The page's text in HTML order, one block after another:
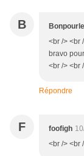
B
<br /> <br
bravo
<br /> <br
Répondre
F foofigh
<br /> <br